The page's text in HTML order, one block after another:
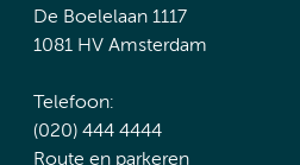
De Boelelaan 1117
1081 HV Amsterdam
Telefoon:
(020) 444 4444
Route en parkeren